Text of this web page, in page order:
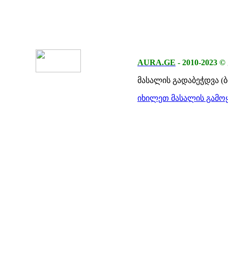
AURA.GE - 2010-2023 ©
მასალის გადაბეჭდვა
იხილეთ მასალის